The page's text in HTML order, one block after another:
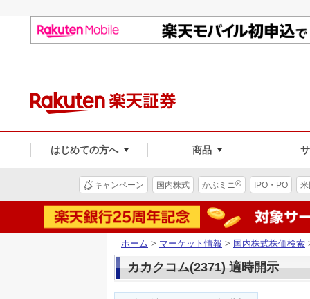
はじめての方へ 商品
キャンペーン 国内株式 かぶミニ® IPO・PO
ホーム > マーケット情報 > 国内株式株価検索
カカクコム(2371) 適時開示